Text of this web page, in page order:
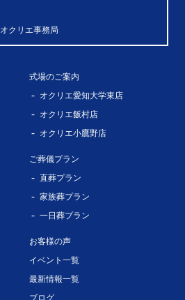
オクリエ事務局
式場のご案内
オクリエ愛知大学東店
オクリエ飯村店
オクリエ小鷹野店
ご葬儀プラン
直葬プラン
家族葬プラン
一日葬プラン
お客様の声
イベント一覧
最新情報一覧